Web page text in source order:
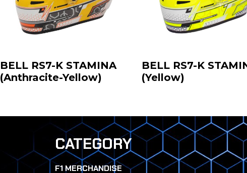
BELL RS7-K STAMINA
(Anthracite-Yellow)
BELL RS7-K
(Yellow)
CATEGORY
F1 MERCHANDISE